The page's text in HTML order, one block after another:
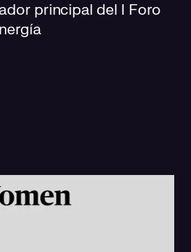
principal del I Foro